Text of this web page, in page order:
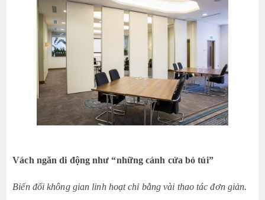
Vách ngăn di động như “những cánh cửa bỏ túi”
Biến đổi không gian linh hoạt chỉ bằng vài thao tác đơn giản.